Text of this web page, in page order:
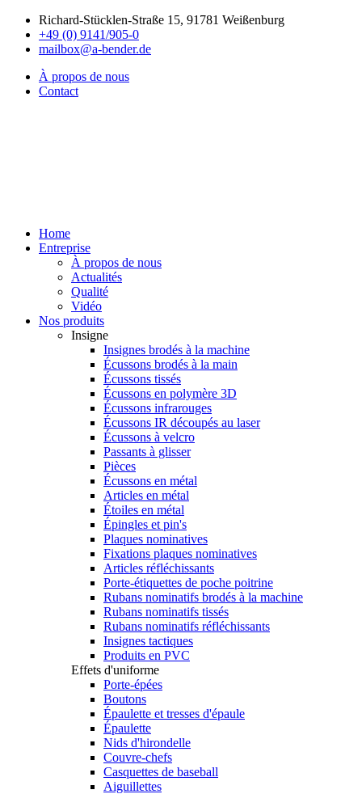
Richard-Stücklen-Straße 15, 91781 Weißenburg
+49 (0) 9141/905-0
mailbox@a-bender.de
À propos de nous
Contact
Home
Entreprise
À propos de nous
Actualités
Qualité
Vidéo
Nos produits
Insigne
Insignes brodés à la machine
Écussons brodés à la main
Écussons tissés
Écussons en polymère 3D
Écussons infrarouges
Écussons IR découpés au laser
Écussons à velcro
Passants à glisser
Pièces
Écussons en métal
Articles en métal
Étoiles en métal
Épingles et pin's
Plaques nominatives
Fixations plaques nominatives
Articles réfléchissants
Porte-étiquettes de poche poitrine
Rubans nominatifs brodés à la machine
Rubans nominatifs tissés
Rubans nominatifs réfléchissants
Insignes tactiques
Produits en PVC
Effets d'uniforme
Porte-épées
Boutons
Épaulette et tresses d'épaule
Épaulette
Nids d'hirondelle
Couvre-chefs
Casquettes de baseball
Aiguillettes